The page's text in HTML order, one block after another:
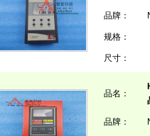
品牌：
规格：
尺寸：
品名：
品牌：